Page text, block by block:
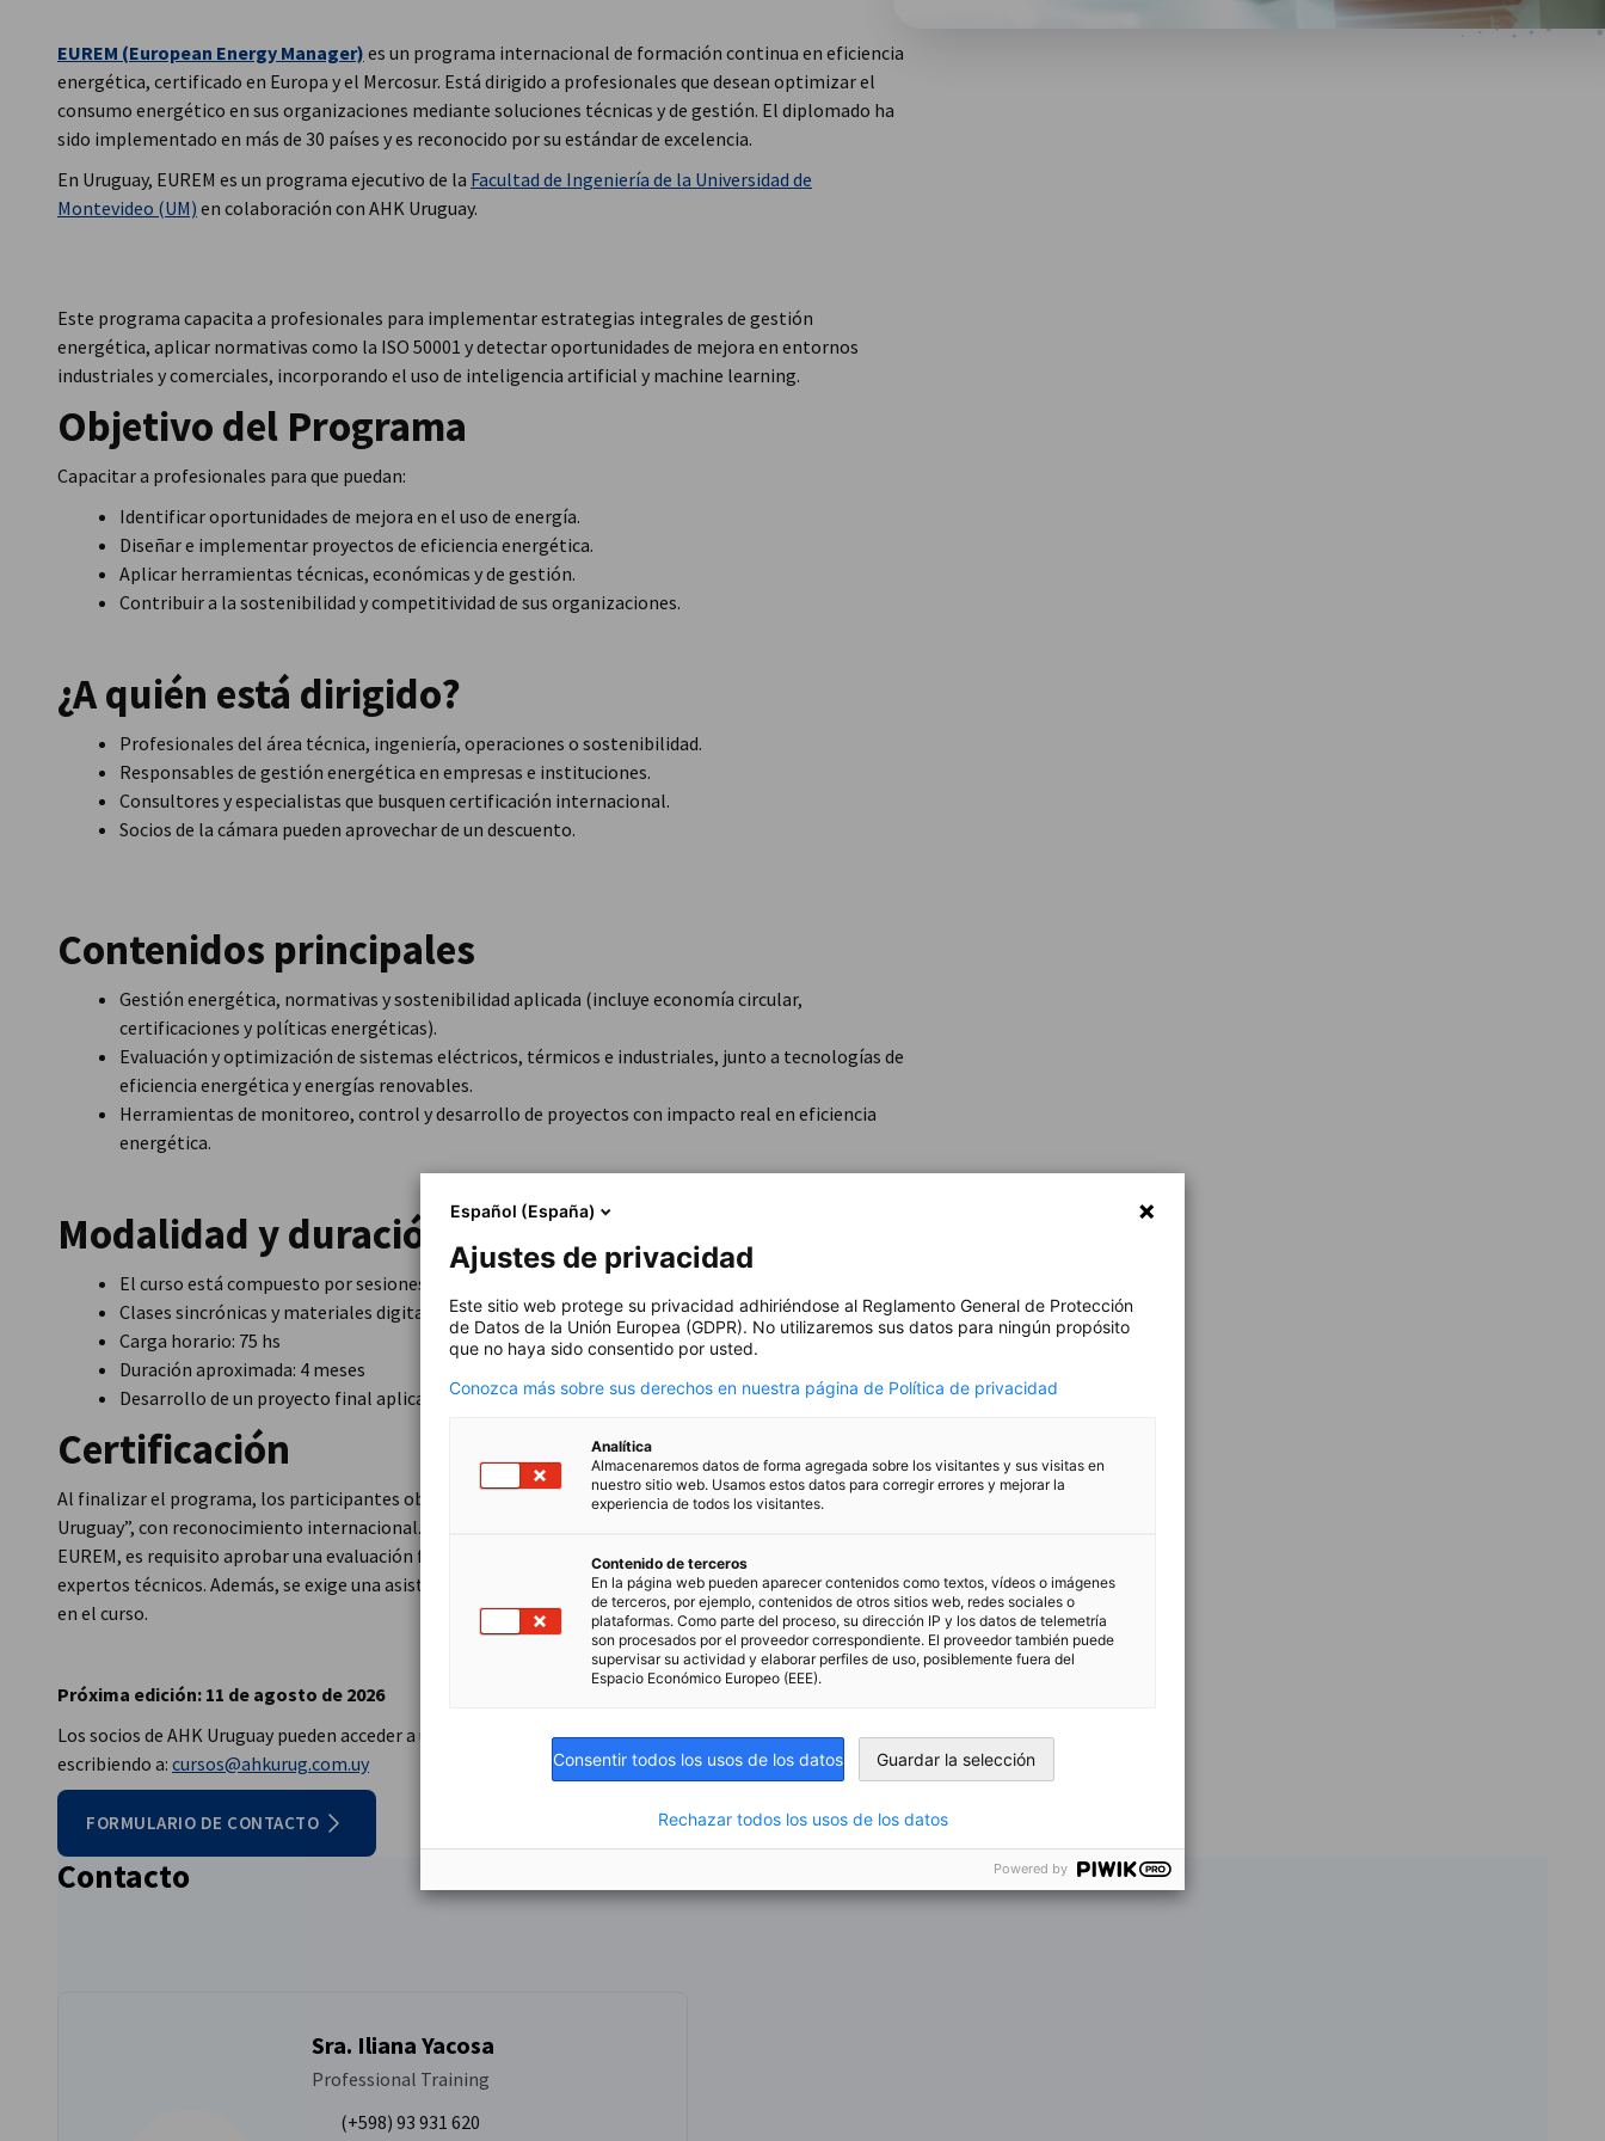
Uruguay
EUREM (European Energy Manager) es un programa internacional de formación continua en eficiencia
energética, certificado en Europa y el Mercosur. Está dirigido a profesionales que desean optimizar el
consumo energético en sus organizaciones mediante soluciones técnicas y de gestión. El diplomado ha
sido implementado en más de 30 países y es reconocido por su estándar de excelencia.
En Uruguay, EUREM es un programa ejecutivo de la Facultad de Ingeniería de la Universidad de
Montevideo (UM) en colaboración con AHK Uruguay.
Este programa capacita a profesionales para implementar estrategias integrales de gestión
energética, aplicar normativas como la ISO 50001 y detectar oportunidades de mejora en entornos
industriales y comerciales, incorporando el uso de inteligencia artificial y machine learning.
Objetivo del Programa
Capacitar a profesionales para que puedan:
Identificar oportunidades de mejora en el uso de energía.
Diseñar e implementar proyectos de eficiencia energética.
Aplicar herramientas técnicas, económicas y de gestión.
Contribuir a la sostenibilidad y competitividad de sus organizaciones.
¿A quién está dirigido?
Profesionales del área técnica, ingeniería, operaciones o sostenibilidad.
Responsables de gestión energética en empresas e instituciones.
Consultores y especialistas que busquen certificación internacional.
Socios de la cámara pueden aprovechar de un descuento.
Contenidos principales
Gestión energética, normativas y sostenibilidad aplicada (incluye economía circular,
certificaciones y políticas energéticas).
Evaluación y optimización de sistemas eléctricos, térmicos e industriales, junto a tecnologías de
eficiencia energética y energías renovables.
Herramientas de monitoreo, control y desarrollo de proyectos con impacto real en eficiencia
energética.
Modalidad y duración
El curso está compuesto por sesiones presenciales y sesiones online
Clases sincrónicas y materiales digitales de acceso asincrónico
Carga horario: 75 hs
Duración aproximada: 4 meses
Desarrollo de un proyecto final aplicado
Certificación
Al finalizar el programa, los participantes obtienen el diploma “European Energy Manager – EUREM
Uruguay”, con reconocimiento internacional. Para acceder a la certificación como Gestor Energético
EUREM, es requisito aprobar una evaluación final y presentar un proyecto que será evaluado por
expertos técnicos. Además, se exige una asistencia mínima del 75% como constancia de la participación
en el curso.
Próxima edición: 11 de agosto de 2026
Los socios de AHK Uruguay pueden acceder a un descuento exclusivo. Solicite más información
escribiendo a: cursos@ahkurug.com.uy
FORMULARIO DE CONTACTO
Contacto
Sra. Iliana Yacosa
Professional Training
(+598) 93 931 620
Español (España)
Ajustes de privacidad
Este sitio web protege su privacidad adhiriéndose al Reglamento General de Protección
de Datos de la Unión Europea (GDPR). No utilizaremos sus datos para ningún propósito
que no haya sido consentido por usted.
Conozca más sobre sus derechos en nuestra página de Política de privacidad
Analítica
Almacenaremos datos de forma agregada sobre los visitantes y sus visitas en
nuestro sitio web. Usamos estos datos para corregir errores y mejorar la
experiencia de todos los visitantes.
Contenido de terceros
En la página web pueden aparecer contenidos como textos, vídeos o imágenes
de terceros, por ejemplo, contenidos de otros sitios web, redes sociales o
plataformas. Como parte del proceso, su dirección IP y los datos de telemetría
son procesados por el proveedor correspondiente. El proveedor también puede
supervisar su actividad y elaborar perfiles de uso, posiblemente fuera del
Espacio Económico Europeo (EEE).
Consentir todos los usos de los datos Guardar la selección
Rechazar todos los usos de los datos
Powered by